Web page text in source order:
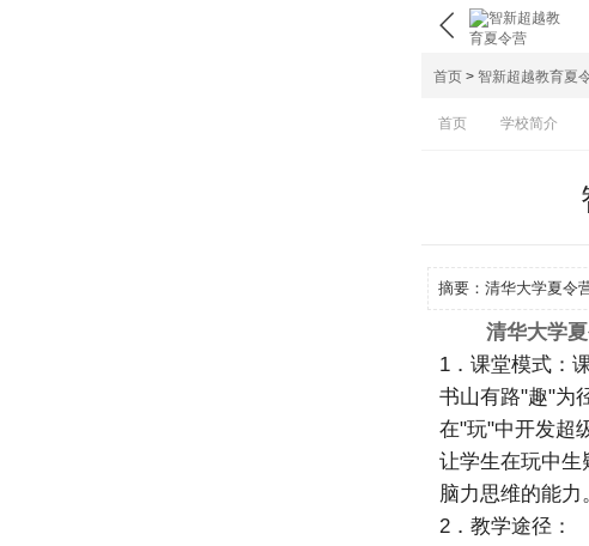

首页 > 智新超越教育夏
首页 学校简介
摘要： 清华大学夏令
清华大学
1．课堂模式：
书山有路"趣"为
在"玩"中开发超
让学生在玩中生
脑力思维的能力
2．教学途径：